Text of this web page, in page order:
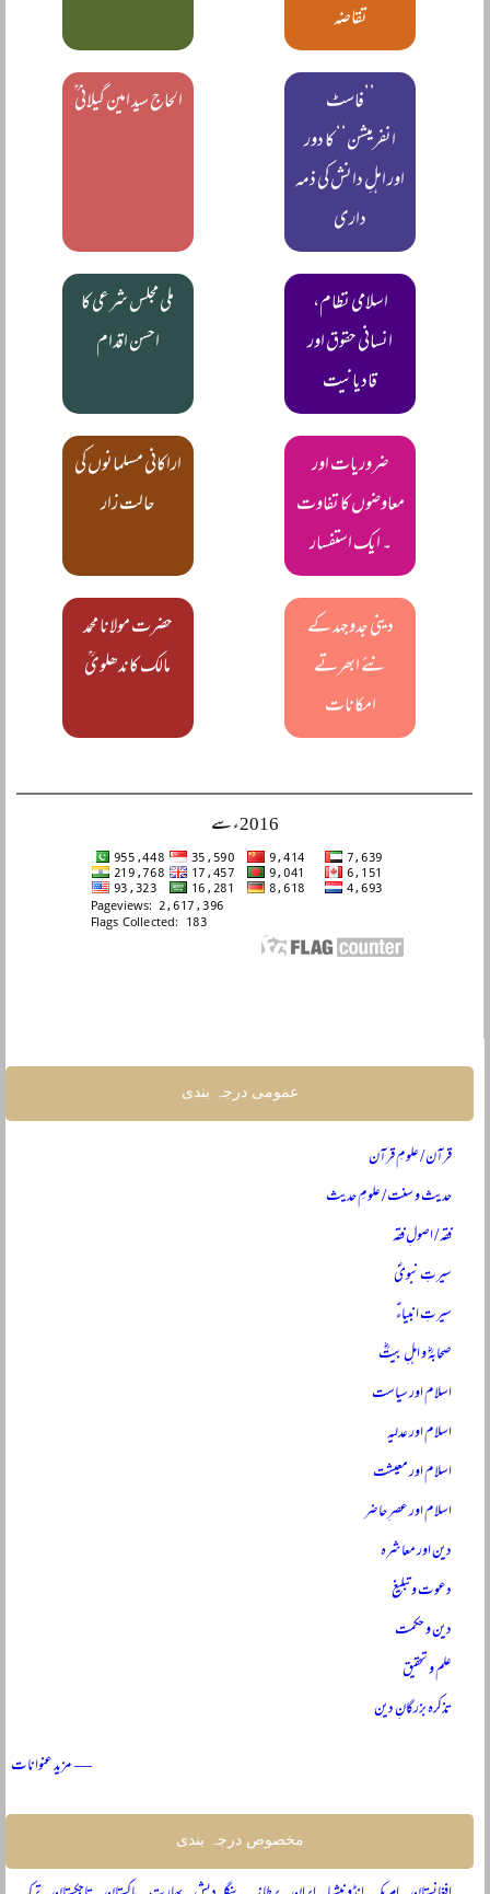
تقاضہ
’’فاسٹ
انفرمیشن‘‘ کا دور
اور اہلِ دانش کی ذمہ
داری
الحاج سید امین گیلانی ؒ
اسلامی نظام،
انسانی حقوق اور
قادیانیت
ملی مجلس شرعی کا
احسن اقدام
ضروریات اور
معاوضوں کا تفاوت
۔ ایک استفسار
اراکانی مسلمانوں کی
حالت زار
دینی جدوجہد کے
نئے ابھرتے
امکانات
حضرت مولانا محمد
مالک کاندھلویؒ
2016ء سے
عمومی درجہ بندی
قرآن / علومِ قرآن
حدیث و سنت / علومِ حدیث
فقہ / اصولِ فقہ
سیرتِ نبویؐ
سیرتِ انبیاءؑ
صحابہؓ و اہلِ بیتؓ
اسلام اور سیاست
اسلام اور عدلیہ
اسلام اور معیشت
اسلام اور عصرِ حاضر
دین اور معاشرہ
دعوت و تبلیغ
دین و حکمت
علم و تحقیق
تذکرہ بزرگانِ دین
— مزید عنوانات
مخصوص درجہ بندی